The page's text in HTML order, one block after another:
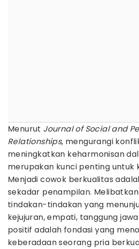
Menurut Journal of Social and
Relationships, mengurangi
meningkatkan keharmonisan
merupakan kunci penting untuk
Menjadi cowok berkualitas
sekadar penampilan.
tindakan-tindakan yang
kejujuran, empati, tanggung
positif adalah fondasi yang
keberadaan seorang pria